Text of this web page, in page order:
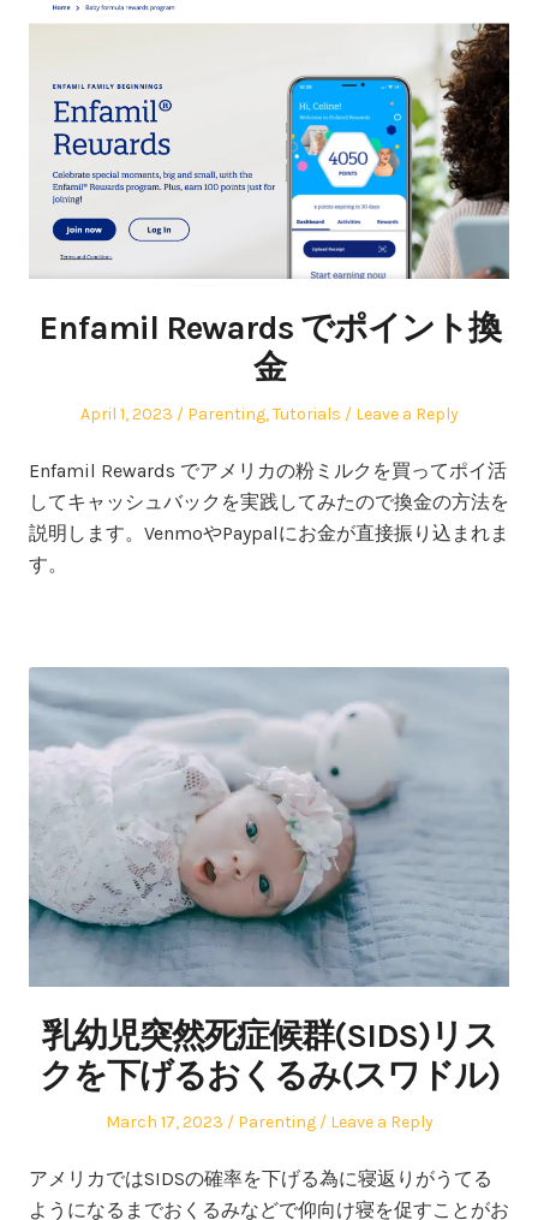
Enfamil Rewards でポイント換
金
Posted
April 1, 2023
Posted
Parenting,Tutorials Leave a Reply
Enfamil Rewards でアメリカの粉ミルクを買ってポイ活
してキャッシュバックを実践してみたので換金の方法を
説明します。VenmoやPaypalにお金が直接振り込まれま
す。
乳幼児突然死症候群(SIDS)リス
クを下げるおくるみ(スワドル)
Posted
March 17, 2023
Posted
Parenting Leave a Reply
アメリカではSIDSの確率を下げる為に寝返りがうてる
ようになるまでおくるみなどで仰向け寝を促すことがお